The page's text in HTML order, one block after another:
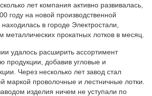
лет компания активно развивалась,
году на новой производственной
в городе Электростали,
металлических прокатных лотков в месяц.
удалось расширить ассортимент
продукции, добавив угловые и
Через несколько лет завод стал
маркой проволочные и лестничные лотки.
изделия ничем не уступали по